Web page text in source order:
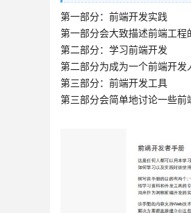
第一部分：前端开发实践
第一部分会大致描述前端工程
第二部分：学习前端开发
第二部分为成为一个前端开
第三部分：前端开发工具
第三部分会简单地讨论一些前